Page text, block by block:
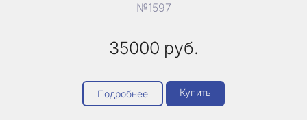
№1597
35000 руб.
Подробнее Купить